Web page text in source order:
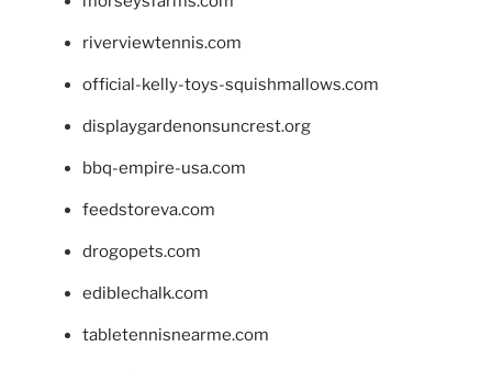
riverviewtennis.com
official-kelly-toys-squishmallows.com
displaygardenonsuncrest.org
bbq-empire-usa.com
feedstoreva.com
drogopets.com
ediblechalk.com
tabletennisnearme.com